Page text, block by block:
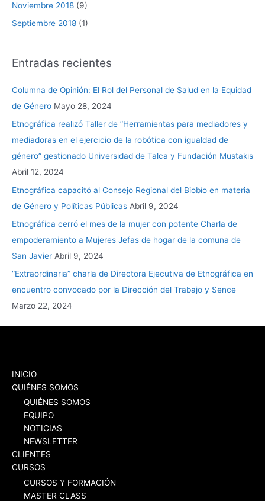
Noviembre 2018 (9)
Septiembre 2018 (1)
Entradas recientes
Columna de Opinión: El Rol del Personal de Salud en la Equidad
de Género Mayo 28, 2024
Etnográfica realizó Taller de “Herramientas para mediadores y
mediadoras en el ejercicio de la robótica con igualdad de
género” gestionado Universidad de Talca y Fundación Mustakis
Abril 12, 2024
Etnográfica capacitó al Consejo Regional del Biobío en materia
de Género y Políticas Públicas Abril 9, 2024
Etnográfica cerró el mes de la mujer con potente Charla de
empoderamiento a Mujeres Jefas de hogar de la comuna de
San Javier Abril 9, 2024
“Extraordinaria” charla de Directora Ejecutiva de Etnográfica en
encuentro convocado por la Dirección del Trabajo y Sence
Marzo 22, 2024
INICIO
QUIÉNES SOMOS
QUIÉNES SOMOS
EQUIPO
NOTICIAS
NEWSLETTER
CLIENTES
CURSOS
CURSOS Y FORMACIÓN
MASTER CLASS